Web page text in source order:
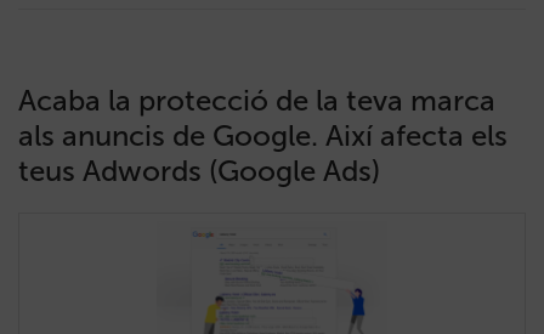
Acaba la protecció de la teva marca
als anuncis de Google. Així afecta els
teus Adwords (Google Ads)